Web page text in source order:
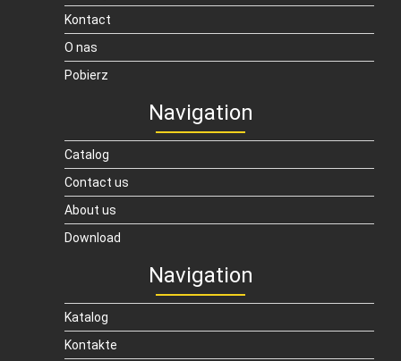
Kontact
O nas
Pobierz
Navigation
Catalog
Contact us
About us
Download
Navigation
Katalog
Kontakte